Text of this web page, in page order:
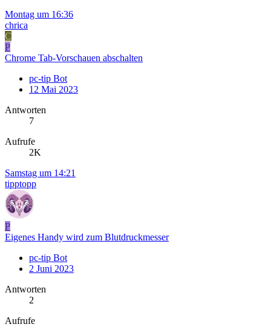
Montag um 16:36
chrica
C
P
Chrome Tab-Vorschauen abschalten
pc-tip Bot
12 Mai 2023
Antworten
7
Aufrufe
2K
Samstag um 14:21
tipptopp
P
Eigenes Handy wird zum Blutdruckmesser
pc-tip Bot
2 Juni 2023
Antworten
2
Aufrufe